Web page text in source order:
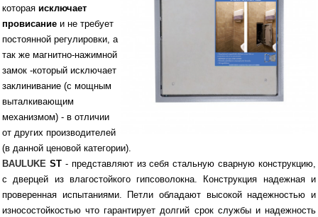
которая исключает
провисание и не требует
постоянной регулировки, а
так же магнитно-нажимной
замок -который исключает
заклинивание (с мощным
выталкивающим
механизмом) - в отличии
от других производителей
(в данной ценовой категории).
BAULUKE ST- представляют из себя стальную сварную конструкцию,
с дверцей из влагостойкого гипсоволокна. Конструкция надежная и
проверенная испытаниями. Петли обладают высокой надежностью и
износостойкостью что гарантирует долгий срок службы и надежность